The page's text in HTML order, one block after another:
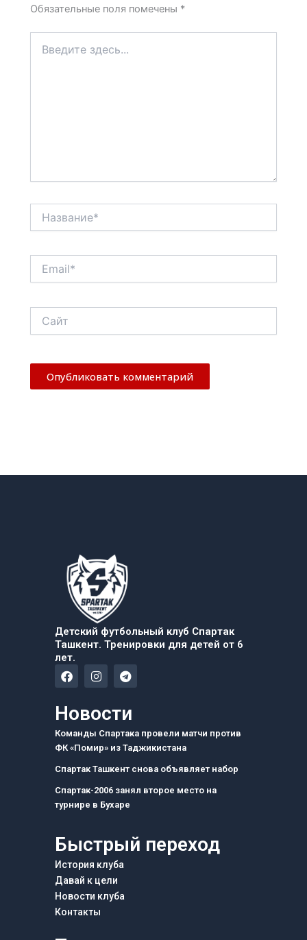
Обязательные поля помечены *
здесь...
Детский футбольный клуб Спартак
Ташкент. Тренировки для детей от 6
лет.
F
a
e
b
o
k
I
n
a
g
r
a
m
T
e
g
a
m
Новости
Команды Спартака провели матчи против
ФК «Помир» из Таджикистана
Спартак Ташкент снова объявляет набор
Спартак-2006 занял второе место на
турнире в Бухаре
Быстрый переход
История клуба
Давай к цели
Новости клуба
Контакты